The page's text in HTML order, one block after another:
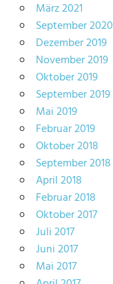
März 2021
September 2020
Dezember 2019
November 2019
Oktober 2019
September 2019
Mai 2019
Februar 2019
Oktober 2018
September 2018
April 2018
Februar 2018
Oktober 2017
Juli 2017
Juni 2017
Mai 2017